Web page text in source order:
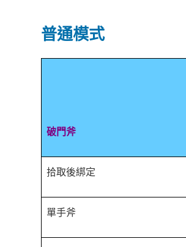
普通模式
破門斧
拾取後綁定
單手斧